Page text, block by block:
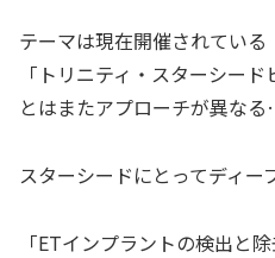
テーマは現在開催されている
「トリニティ・スターシード
とはまたアプローチが異な
スターシードにとってディー
「ETインプラントの検出と